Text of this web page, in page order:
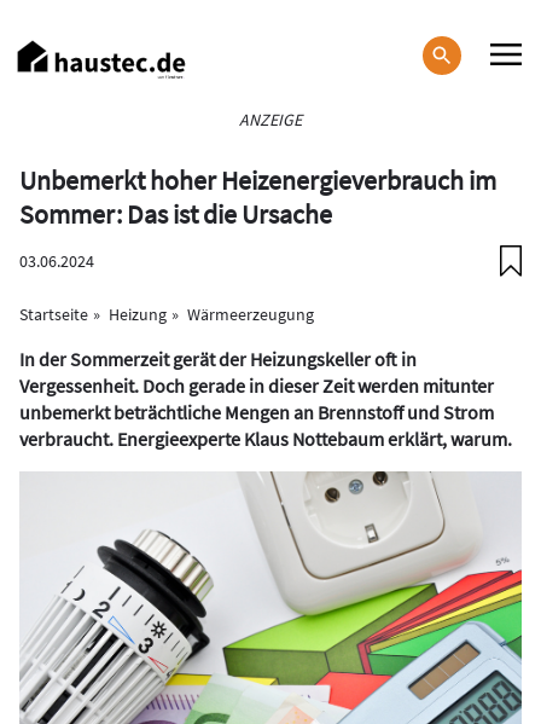
zum
Inhalt
ANZEIGE
Unbemerkt hoher Heizenergieverbrauch im
Sommer: Das ist die Ursache
03.06.2024
Startseite Heizung Wärmeerzeugung
In der Sommerzeit gerät der Heizungskeller oft in
Vergessenheit. Doch gerade in dieser Zeit werden mitunter
unbemerkt beträchtliche Mengen an Brennstoff und Strom
verbraucht. Energieexperte Klaus Nottebaum erklärt, warum.